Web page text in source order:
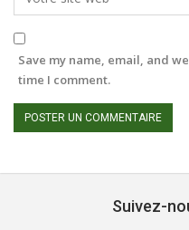
Save my name, email, and
time I comment.
Suivez-